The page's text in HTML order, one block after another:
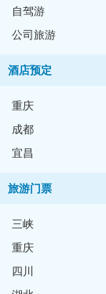
自驾游
公司旅游
酒店预定
重庆
成都
宜昌
旅游门票
三峡
重庆
四川